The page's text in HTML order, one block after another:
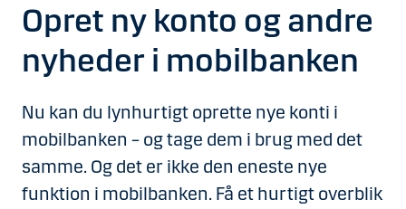
Opret ny konto og andre
nyheder i mobilbanken
Nu kan du lynhurtigt oprette nye konti i
mobilbanken – og tage dem i brug med det
samme. Og det er ikke den eneste nye
funktion i mobilbanken. Få et hurtigt overblik